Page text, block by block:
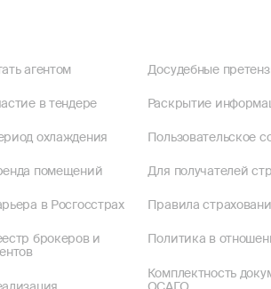
агентом
в тендере
охлаждения
помещений
в Росгосстрах
брокеров и
Досудебные
Раскрытие
Пользовательское
Для получателей
Правила
Политика в
Комплектность